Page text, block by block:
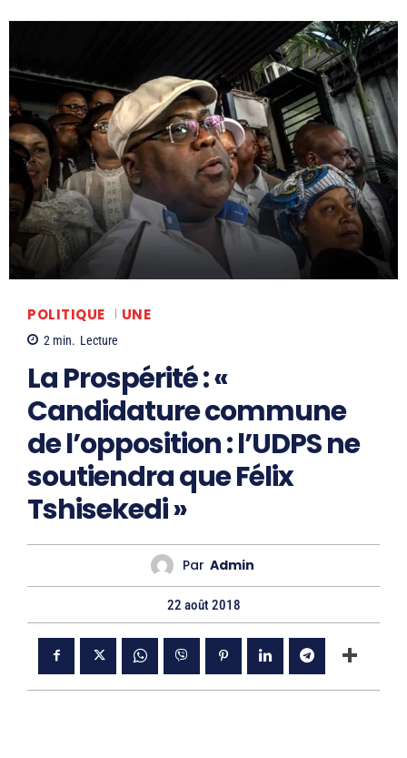
POLITIQUE UNE
2 min. Lecture
La Prospérité : «
Candidature commune
de l’opposition : l’UDPS ne
soutiendra que Félix
Tshisekedi »
Par Admin
22 août 2018